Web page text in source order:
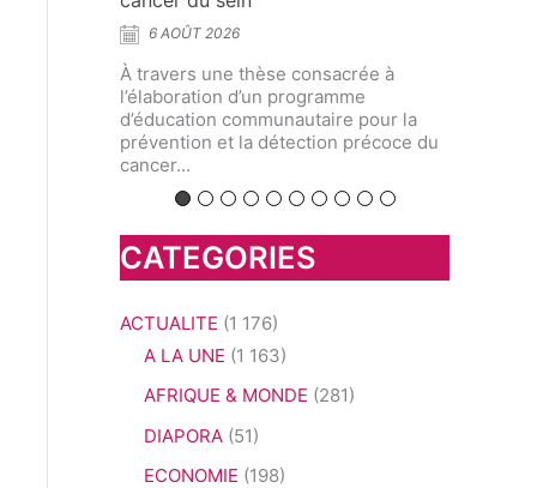
à
pour la
précoce du
5 AOÛT 2026
À l’Université de Yaoundé I,
chercheurs et spécialistes ont
interrogé l’avenir d’une discipline
située au croisement de la biologie
végétale,...
CATEGORIES
ACTUALITE (1 176)
A LA UNE (1 163)
AFRIQUE & MONDE (281)
DIAPORA (51)
ECONOMIE (198)